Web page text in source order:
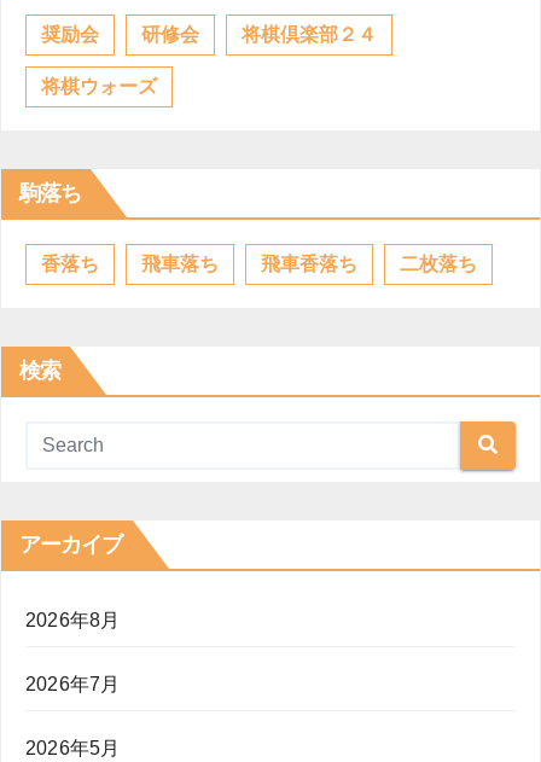
奨励会 研修会 将棋倶楽部２４
将棋ウォーズ
駒落ち
香落ち 飛車落ち 飛車香落ち 二枚落ち
検索
アーカイブ
2026年8月
2026年7月
2026年5月